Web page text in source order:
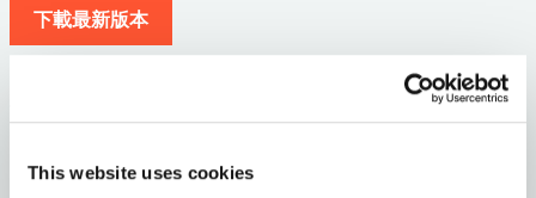
This website uses cookies
下載最新版本
尺寸: 110.8 M